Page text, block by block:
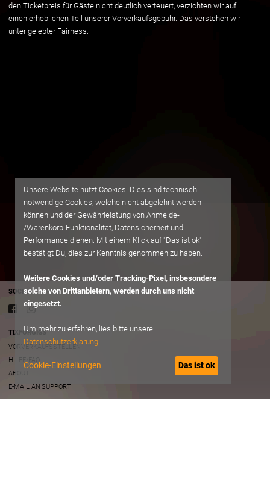
den Ticketpreis für Gäste nicht deutlich verteuert, verzichten wir auf
einen erheblichen Teil unserer Vorverkaufsgebühr. Das verstehen wir
unter gelebter Fairness.
SOCIAL
TIXFORGIGS
VORVERKAUFSSTELLEN
HILFE/FAQ
ABOUT
E-MAIL AN SUPPORT
Unsere Website nutzt Cookies. Dies sind technisch
notwendige Cookies, welche nicht abgelehnt werden
können und der Gewährleistung von Anmelde-
/Warenkorb-Funktionalität, Datensicherheit und
Performance dienen. Mit einem Klick auf "Das ist ok"
bestätigt Du, dies zur Kenntnis genommen zu haben.
Weitere Cookies und/oder Tracking-Pixel, insbesondere
solche von Drittanbietern, werden durch uns nicht
eingesetzt.
Um mehr zu erfahren, lies bitte unsere
Datenschutzerklärung
Cookie-Einstellungen Das ist ok